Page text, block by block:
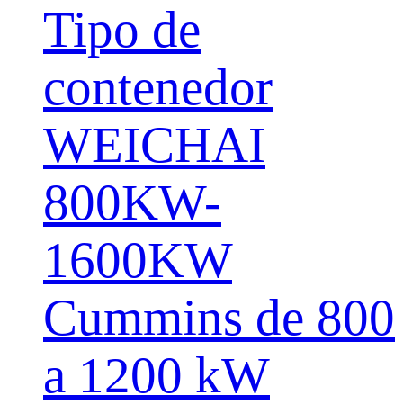
Tipo de
contenedor
WEICHAI
800KW-
1600KW
Cummins de 800
a 1200 kW